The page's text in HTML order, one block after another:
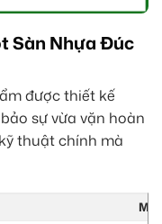
Sàn Nhựa Đúc
được thiết kế
sự vừa vặn hoàn
thuật chính mà